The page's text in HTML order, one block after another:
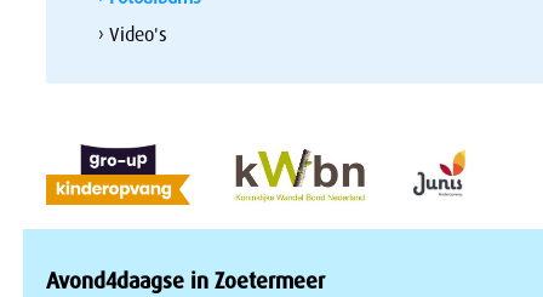
› Video's
Avond4daagse in Zoetermeer